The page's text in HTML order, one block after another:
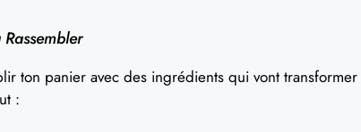
ton panier avec des ingrédients qui vont
: